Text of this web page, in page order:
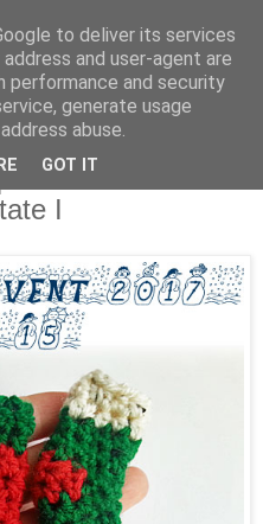
I
to deliver its services
and user-agent are
performance and security
generate usage
abuse.
GOT IT